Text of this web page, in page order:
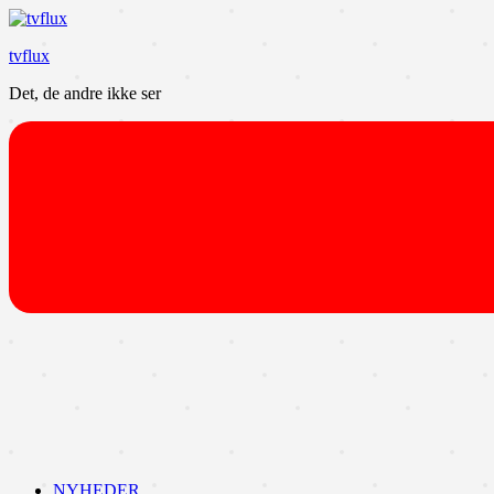
Videre
indhold
tvflux
Det, de andre ikke ser
NYHEDER